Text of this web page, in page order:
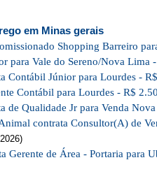
em Minas gerais
Shopping Barreiro
para Vale do Sereno/Nova Lima
Contábil Júnior para Lourdes -
Contábil para Lourdes - R$
de Qualidade Jr para Venda Nova
contrata Consultor(A) de
Gerente de Área - Portaria para